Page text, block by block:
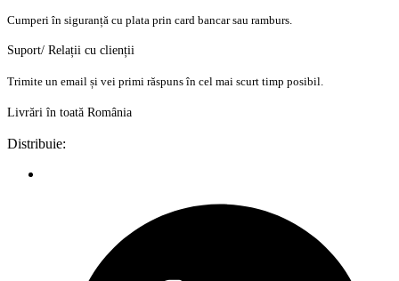
Cumperi în siguranță cu plata prin card bancar sau ramburs.
Suport/ Relații cu clienții
Trimite un email și vei primi răspuns în cel mai scurt timp posibil.
Livrări în toată România
Distribuie: